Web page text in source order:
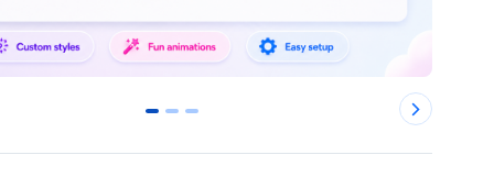
0 1 2